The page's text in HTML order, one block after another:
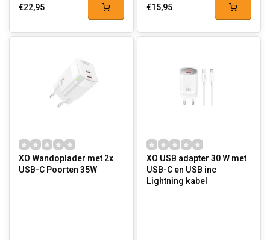
€22,95 €15,95
XO Wandoplader met 2x
USB-C Poorten 35W
XO USB adapter 30 W met
USB-C en USB inc
Lightning kabel